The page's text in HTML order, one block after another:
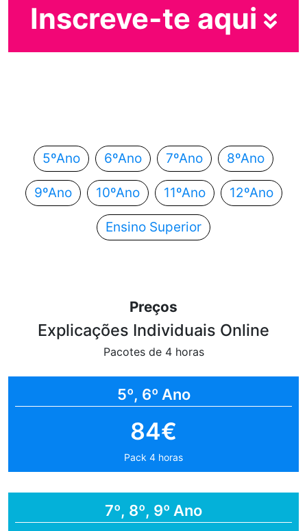
Inscreve-te aqui
5ºAno 6ºAno 7ºAno 8ºAno
9ºAno 10ºAno 11ºAno 12ºAno
Ensino Superior
Preços
Explicações Individuais Online
Pacotes de 4 horas
5º, 6º Ano
84€
Pack 4 horas
7º, 8º, 9º Ano